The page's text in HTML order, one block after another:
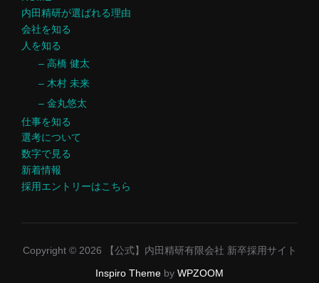
内田精研が選ばれる理由
会社を知る
人を知る
– 高橋 健太
– 木村 未来
– 金丸悠太
仕事を知る
選考について
数字で見る
新着情報
採用エントリーはこちら
Copyright © 2026 【公式】内田精研有限会社 新卒採用サイト
Inspiro Theme by WPZOOM